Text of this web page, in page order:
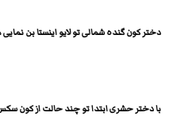
دختر کون گنده شمالی تو لایو اینستا بن نمایی
با دختر حشری ابتدا تو چند حالت از کون